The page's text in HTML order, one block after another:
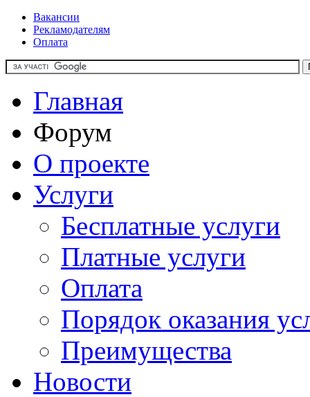
Вакансии
Рекламодателям
Оплата
Главная
Форум
О проекте
Услуги
Бесплатные услуги
Платные услуги
Оплата
Порядок оказания
Преимущества
Новости